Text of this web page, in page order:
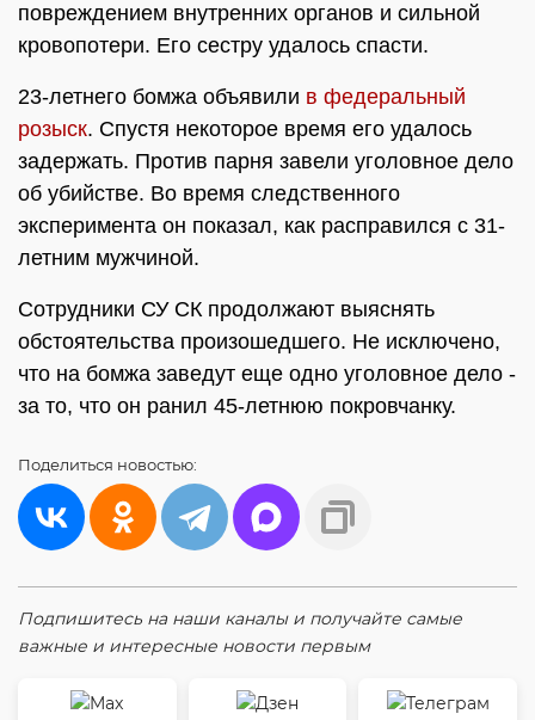
повреждением внутренних органов и сильной
кровопотери. Его сестру удалось спасти.
23-летнего бомжа объявили в федеральный
розыск. Спустя некоторое время его удалось
задержать. Против парня завели уголовное дело
об убийстве. Во время следственного
эксперимента он показал, как расправился с 31-
летним мужчиной.
Сотрудники СУ СК продолжают выяснять
обстоятельства произошедшего. Не исключено,
что на бомжа заведут еще одно уголовное дело -
за то, что он ранил 45-летнюю покровчанку.
Поделиться новостью:
Подпишитесь на наши каналы и получайте самые
важные и интересные новости первым